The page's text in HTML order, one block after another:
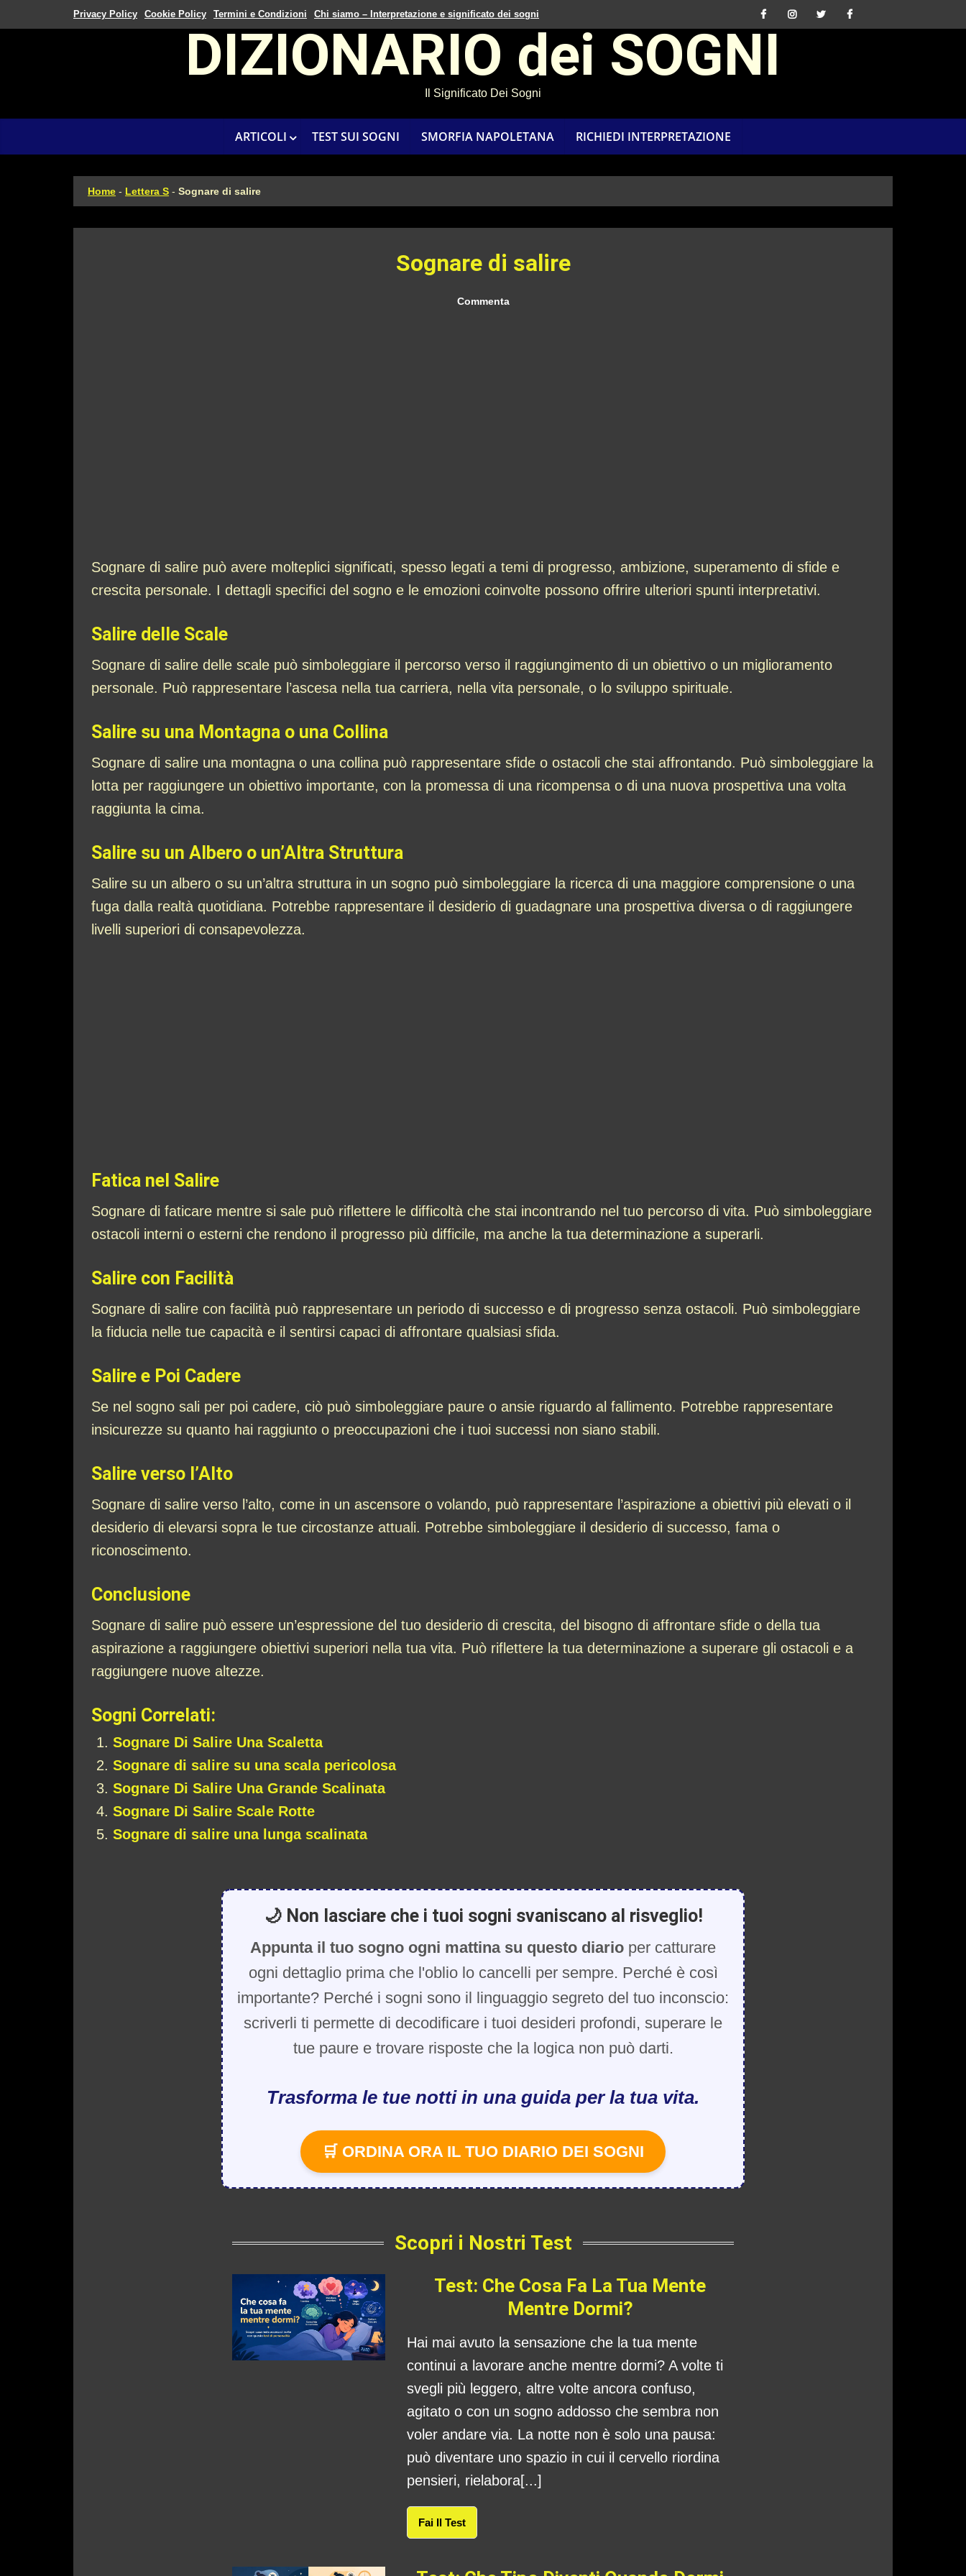
Privacy Policy Cookie Policy Termini e Condizioni Chi siamo – Interpretazione e significato dei sogni
DIZIONARIO dei SOGNI
Il Significato Dei Sogni
ARTICOLI TEST SUI SOGNI SMORFIA NAPOLETANA RICHIEDI INTERPRETAZIONE
Home - Lettera S - Sognare di salire
Sognare di salire
Commenta
Sognare di salire può avere molteplici significati, spesso legati a temi di progresso, ambizione, superamento di sfide e
crescita personale. I dettagli specifici del sogno e le emozioni coinvolte possono offrire ulteriori spunti interpretativi.
Salire delle Scale
Sognare di salire delle scale può simboleggiare il percorso verso il raggiungimento di un obiettivo o un miglioramento
personale. Può rappresentare l’ascesa nella tua carriera, nella vita personale, o lo sviluppo spirituale.
Salire su una Montagna o una Collina
Sognare di salire una montagna o una collina può rappresentare sfide o ostacoli che stai affrontando. Può simboleggiare la
lotta per raggiungere un obiettivo importante, con la promessa di una ricompensa o di una nuova prospettiva una volta
raggiunta la cima.
Salire su un Albero o un’Altra Struttura
Salire su un albero o su un’altra struttura in un sogno può simboleggiare la ricerca di una maggiore comprensione o una
fuga dalla realtà quotidiana. Potrebbe rappresentare il desiderio di guadagnare una prospettiva diversa o di raggiungere
livelli superiori di consapevolezza.
Fatica nel Salire
Sognare di faticare mentre si sale può riflettere le difficoltà che stai incontrando nel tuo percorso di vita. Può simboleggiare
ostacoli interni o esterni che rendono il progresso più difficile, ma anche la tua determinazione a superarli.
Salire con Facilità
Sognare di salire con facilità può rappresentare un periodo di successo e di progresso senza ostacoli. Può simboleggiare
la fiducia nelle tue capacità e il sentirsi capaci di affrontare qualsiasi sfida.
Salire e Poi Cadere
Se nel sogno sali per poi cadere, ciò può simboleggiare paure o ansie riguardo al fallimento. Potrebbe rappresentare
insicurezze su quanto hai raggiunto o preoccupazioni che i tuoi successi non siano stabili.
Salire verso l’Alto
Sognare di salire verso l’alto, come in un ascensore o volando, può rappresentare l’aspirazione a obiettivi più elevati o il
desiderio di elevarsi sopra le tue circostanze attuali. Potrebbe simboleggiare il desiderio di successo, fama o
riconoscimento.
Conclusione
Sognare di salire può essere un’espressione del tuo desiderio di crescita, del bisogno di affrontare sfide o della tua
aspirazione a raggiungere obiettivi superiori nella tua vita. Può riflettere la tua determinazione a superare gli ostacoli e a
raggiungere nuove altezze.
Sogni Correlati:
Sognare Di Salire Una Scaletta
Sognare di salire su una scala pericolosa
Sognare Di Salire Una Grande Scalinata
Sognare Di Salire Scale Rotte
Sognare di salire una lunga scalinata
🌙 Non lasciare che i tuoi sogni svaniscano al risveglio!
Appunta il tuo sogno ogni mattina su questo diario per catturare
ogni dettaglio prima che l'oblio lo cancelli per sempre. Perché è così
importante? Perché i sogni sono il linguaggio segreto del tuo inconscio:
scriverli ti permette di decodificare i tuoi desideri profondi, superare le
tue paure e trovare risposte che la logica non può darti.
Trasforma le tue notti in una guida per la tua vita.
🛒 ORDINA ORA IL TUO DIARIO DEI SOGNI
Scopri i Nostri Test
Test: Che Cosa Fa La Tua Mente
Mentre Dormi?
Hai mai avuto la sensazione che la tua mente
continui a lavorare anche mentre dormi? A volte ti
svegli più leggero, altre volte ancora confuso,
agitato o con un sogno addosso che sembra non
voler andare via. La notte non è solo una pausa:
può diventare uno spazio in cui il cervello riordina
pensieri, rielabora[...]
Fai Il Test